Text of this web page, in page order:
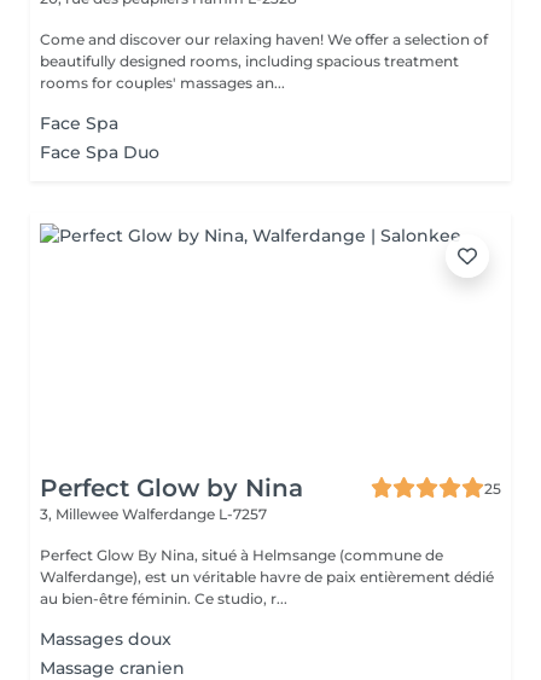
Come and discover our relaxing haven! We offer a selection of
beautifully designed rooms, including spacious treatment
rooms for couples' massages an...
Face Spa
Face Spa Duo
Perfect Glow by Nina
25
3, Millewee Walferdange L-7257
Perfect Glow By Nina, situé à Helmsange (commune de
Walferdange), est un véritable havre de paix entièrement dédié
au bien-être féminin. Ce studio, r...
Massages doux
Massage cranien